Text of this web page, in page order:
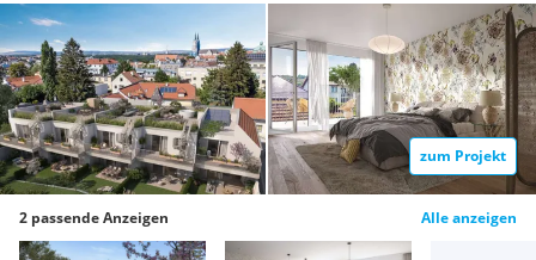
zum Projekt
2 passende Anzeigen Alle anzeigen